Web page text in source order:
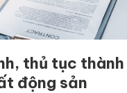
thủ tục
động sản